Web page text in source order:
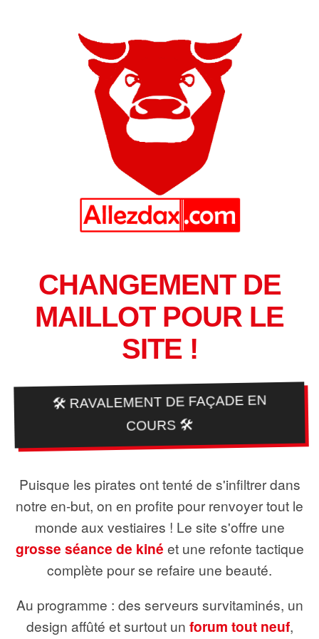
CHANGEMENT DE
MAILLOT POUR LE
SITE !
🛠️ RAVALEMENT DE FAÇADE EN
COURS 🛠️
Puisque les pirates ont tenté de s'infiltrer dans
notre en-but, on en profite pour renvoyer tout le
monde aux vestiaires ! Le site s'offre une
grosse séance de kiné et une refonte tactique
complète pour se refaire une beauté.
Au programme : des serveurs survitaminés, un
design affûté et surtout un forum tout neuf,